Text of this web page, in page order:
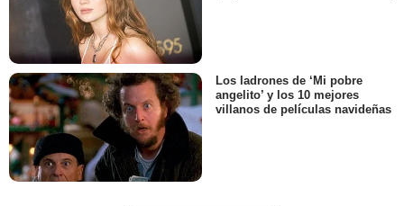
Los ladrones de ‘Mi pobre
angelito’ y los 10 mejores
villanos de películas navideñas